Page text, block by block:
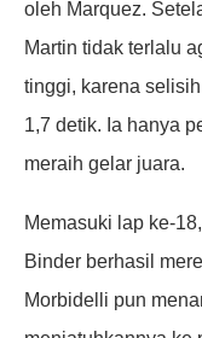
oleh Marquez.
Martin tidak terlalu
tinggi, karena
1,7 detik. Ia hanya
meraih gelar juara.
Memasuki lap ke-
Binder berhasil
Morbidelli pun